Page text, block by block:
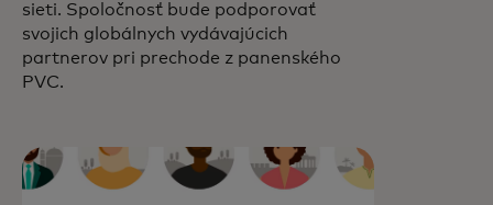
sieti. Spoločnosť bude podporovať
svojich globálnych vydávajúcich
partnerov pri prechode z panenského
PVC.